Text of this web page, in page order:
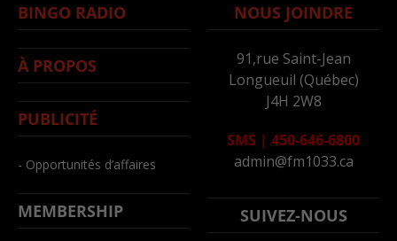
BINGO RADIO
À PROPOS
PUBLICITÉ
- Opportunités d’affaires
MEMBERSHIP
NOUS JOINDRE
91,rue Saint-Jean
Longueuil (Québec)
J4H 2W8
SMS | 450-646-6800
admin@fm1033.ca
SUIVEZ-NOUS